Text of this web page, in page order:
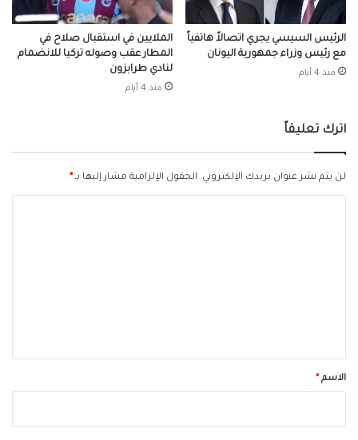
الرئيس السيسي يجري اتصالاً هاتفياً
مع رئيس وزراء جمهورية اليونان
منذ 4 أيام
الملايين في استقبال صلاح في
المطار عقب وصوله تركيا للانضمام
لنادي طرابزون
منذ 4 أيام
اترك تعليقاً
لن يتم نشر عنوان بريدك الإلكتروني. الحقول الإلزامية مشار إليها بـ*
*الاسم*